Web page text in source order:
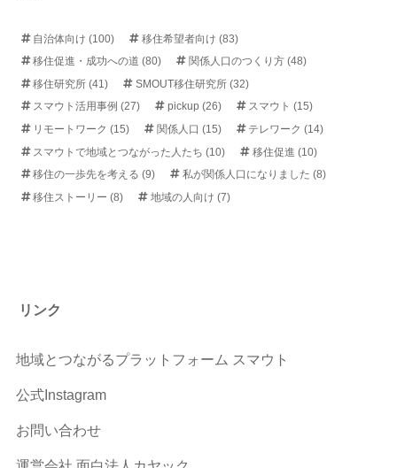
自治体向け(100) 移住希望者向け (83)
移住促進・成功への道(80) 関係人口のつくり方 (48)
移住研究所(41) SMOUT移住研究所 (32)
スマウト活用事例(27) pickup (26) スマウト(15)
リモートワーク(15) 関係人口 (15) テレワーク(14)
スマウトで地域とつながった人たち(10) 移住促進 (10)
移住の一歩先を考える(9) 私が関係人口になりました (8)
移住ストーリー(8) 地域の人向け (7)
リンク
地域とつながるプラットフォーム スマウト
公式Instagram
お問い合わせ